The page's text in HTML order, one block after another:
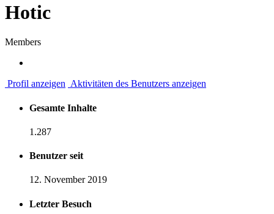
Hotic
Members
Profil anzeigen Aktivitäten des Benutzers anzeigen
Gesamte Inhalte
1.287
Benutzer seit
12. November 2019
Letzter Besuch